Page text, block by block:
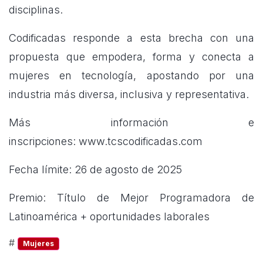
disciplinas.
Codificadas responde a esta brecha con una
propuesta que empodera, forma y conecta a
mujeres en tecnología, apostando por una
industria más diversa, inclusiva y representativa.
Más información e
inscripciones: www.tcscodificadas.com
Fecha límite: 26 de agosto de 2025
Premio: Título de Mejor Programadora de
Latinoamérica + oportunidades laborales
# Mujeres